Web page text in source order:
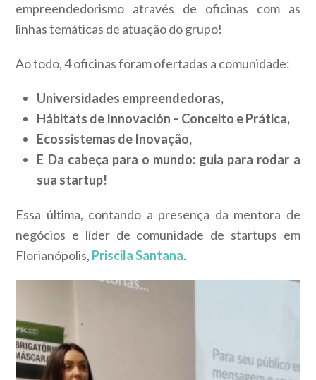
empreendedorismo através de oficinas com as
linhas temáticas de atuação do grupo!
Ao todo, 4 oficinas foram ofertadas a comunidade:
Universidades empreendedoras,
Hábitats de Innovación – Conceito e Prática,
Ecossistemas de Inovação,
E Da cabeça para o mundo: guia para rodar a
sua startup!
Essa última, contando a presença da mentora de
negócios e líder de comunidade de startups em
Florianópolis, Priscila Santana.